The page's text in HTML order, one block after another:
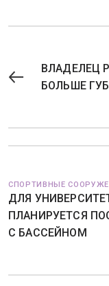
ВЛАДЕЛЕЦ
БОЛЬШЕ
СПОРТИВНЫЕ
ДЛЯ
ПЛАНИРУЕТСЯ
С БАССЕЙНОМ